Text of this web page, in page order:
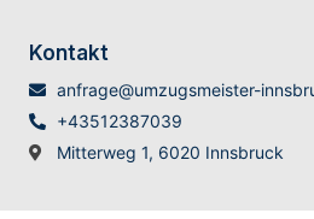
Kontakt
anfrage@umzugsmeister-
+43512387039
Mitterweg 1, 6020 Innsbruck